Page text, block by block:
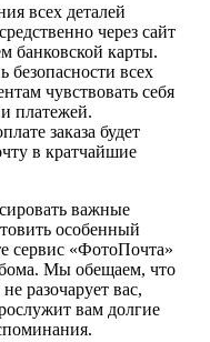
всех деталей
через сайт
банковской карты.
всех
чувствовать себя
платежей.
заказа будет
в кратчайшие
важные
особенный
сервис «ФотоПочта»
Мы обещаем, что
разочарует вас,
вам долгие